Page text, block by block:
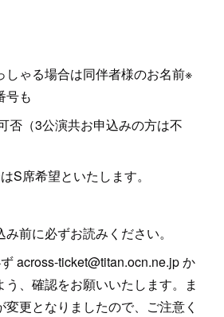
しゃる場合は同伴者様のお名前※
号も
否（3公演共お申込みの方は不
S席希望といたします。
前に必ずお読みください。
across-ticket@titan.ocn.ne.jp か
う、確認をお願いいたします。ま
更となりましたので、ご注意く